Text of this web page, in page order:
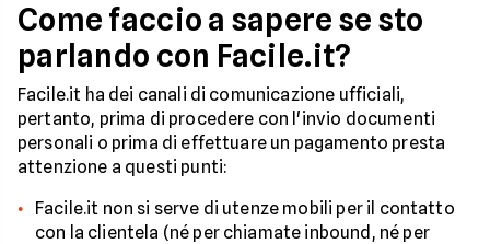
Come faccio a sapere se sto
parlando con Facile.it?
Facile.it ha dei canali di comunicazione ufficiali,
pertanto, prima di procedere con l'invio documenti
personali o prima di effettuare un pagamento presta
attenzione a questi punti:
Facile.it non si serve di utenze mobili per il contatto
con la clientela (né per chiamate inbound, né per